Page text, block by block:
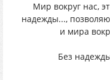
Мир вокруг нас,
надежды...,
и мира
Без